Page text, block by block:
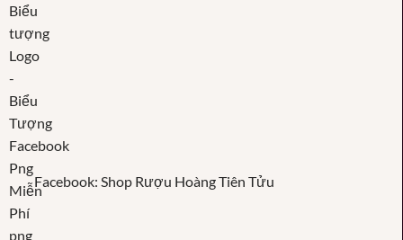
Facebook: Shop Rượu Hoàng Tiên Tửu